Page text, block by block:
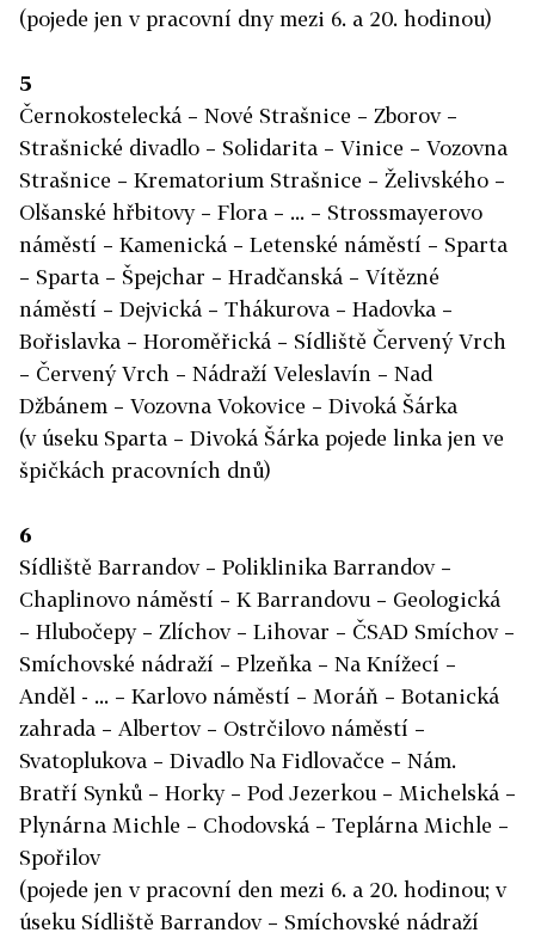
(pojede jen v pracovní dny mezi 6. a 20. hodinou)
5
Černokostelecká – Nové Strašnice – Zborov –
Strašnické divadlo – Solidarita – Vinice – Vozovna
Strašnice – Krematorium Strašnice – Želivského –
Olšanské hřbitovy – Flora – ... – Strossmayerovo
náměstí – Kamenická – Letenské náměstí – Sparta
– Sparta – Špejchar – Hradčanská – Vítězné
náměstí – Dejvická – Thákurova – Hadovka –
Bořislavka – Horoměřická – Sídliště Červený Vrch
– Červený Vrch – Nádraží Veleslavín – Nad
Džbánem – Vozovna Vokovice – Divoká Šárka
(v úseku Sparta – Divoká Šárka pojede linka jen ve
špičkách pracovních dnů)
6
Sídliště Barrandov – Poliklinika Barrandov –
Chaplinovo náměstí – K Barrandovu – Geologická
– Hlubočepy – Zlíchov – Lihovar – ČSAD Smíchov –
Smíchovské nádraží – Plzeňka – Na Knížecí –
Anděl - ... – Karlovo náměstí – Moráň – Botanická
zahrada – Albertov – Ostrčilovo náměstí –
Svatoplukova – Divadlo Na Fidlovačce – Nám.
Bratří Synků – Horky – Pod Jezerkou – Michelská –
Plynárna Michle – Chodovská – Teplárna Michle –
Spořilov
(pojede jen v pracovní den mezi 6. a 20. hodinou; v
úseku Sídliště Barrandov – Smíchovské nádraží